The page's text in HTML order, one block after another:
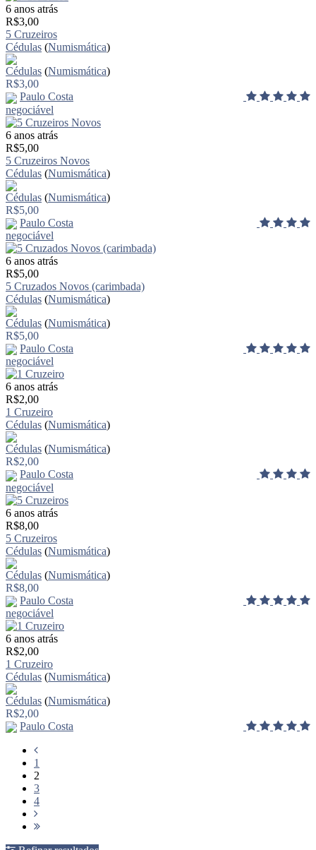
6 anos atrás
R$3,00
5 Cruzeiros
Cédulas (Numismática)
Cédulas (Numismática)
R$3,00
Paulo Costa
negociável
6 anos atrás
R$5,00
5 Cruzeiros Novos
Cédulas (Numismática)
Cédulas (Numismática)
R$5,00
Paulo Costa
negociável
6 anos atrás
R$5,00
5 Cruzados Novos (carimbada)
Cédulas (Numismática)
Cédulas (Numismática)
R$5,00
Paulo Costa
negociável
6 anos atrás
R$2,00
1 Cruzeiro
Cédulas (Numismática)
Cédulas (Numismática)
R$2,00
Paulo Costa
negociável
6 anos atrás
R$8,00
5 Cruzeiros
Cédulas (Numismática)
Cédulas (Numismática)
R$8,00
Paulo Costa
negociável
6 anos atrás
R$2,00
1 Cruzeiro
Cédulas (Numismática)
Cédulas (Numismática)
R$2,00
Paulo Costa
1
2
3
4